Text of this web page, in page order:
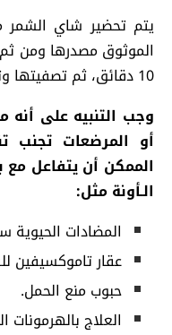
يتم تحضير شاي الشمر
10 دقائق، ثم تصفيتها وتناولها في صورتها الدافئة.
وجب التنبيه على أنه
أو المرضعات تجنب
الممكن أن يتفاعل
الـأونة مثل:
المضادات الحيوية
عقار تاموكسيفين
حبوب منع الحمل.
العلاج بالهرمونات